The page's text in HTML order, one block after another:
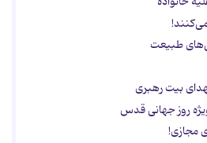
طبیعت
بیت رهبری
روز جهانی قدس
مجازی!